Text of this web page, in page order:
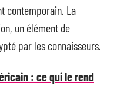
contemporain. La
un élément de
par les connaisseurs.
: ce qui le rend